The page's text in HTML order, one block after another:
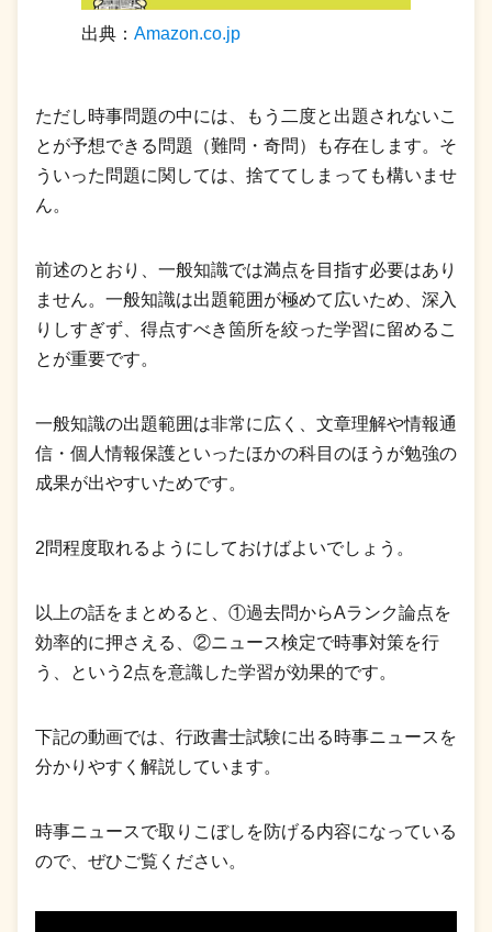
出典： Amazon.co.jp
ただし時事問題の中には、もう二度と出題されないこ
とが予想できる問題（難問・奇問）も存在します。そ
ういった問題に関しては、捨ててしまっても構いませ
ん。
前述のとおり、一般知識では満点を目指す必要はあり
ません。一般知識は出題範囲が極めて広いため、深入
りしすぎず、得点すべき箇所を絞った学習に留めるこ
とが重要です。
一般知識の出題範囲は非常に広く、文章理解や情報通
信・個人情報保護といったほかの科目のほうが勉強の
成果が出やすいためです。
2問程度取れるようにしておけばよいでしょう。
以上の話をまとめると、①過去問からAランク論点を
効率的に押さえる、②ニュース検定で時事対策を行
う、という2点を意識した学習が効果的です。
下記の動画では、行政書士試験に出る時事ニュースを
分かりやすく解説しています。
時事ニュースで取りこぼしを防げる内容になっている
ので、ぜひご覧ください。